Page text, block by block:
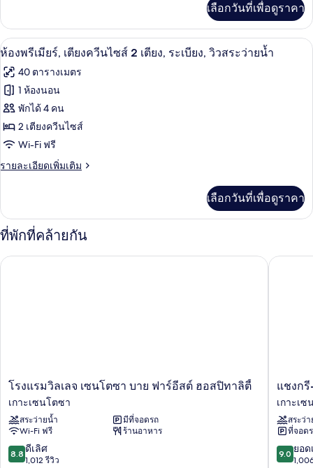
ไซส์
เตียง
และ
โซฟา
เบด
เกี่ยว
กับ
ห้อง
เตียง
คิง
เตียง
และ
โซฟา
เบด
เลือกวันที่เพื่อดูราคา
เปิด
ภาพถ่าย
ทั้งหมด
ของ
ห้อง
พรีเมียร์,
เตียง
ไซส์
2
เตียง,
ระเบียง,
วิวจากห้องพัก
7
ห้องพรีเมียร์, เตียงควีนไซส์ 2 เตียง, ระเบียง, วิวสระว่ายน้ำ
40 ตารางเมตร
1 ห้องนอน
พักได้ 4 คน
2 เตียงควีนไซส์
Wi-Fi ฟรี
รายละเอียดเพิ่มเติม
ราย
เกี่ยว
กับ
ห้อง
เตียง
น้ำ
เลือกวันที่เพื่อดูราคา
ที่พักที่คล้ายกัน
โรง
วิลเลจ
เซน
โตซา
บาย
ฟาร์
โรงแรมวิลเลจ เซนโตซา บาย ฟาร์อีสต์ ฮอสปิทาลิตี้
เกาะเซนโตซา
สระว่ายน้ำ
มีที่จอดรถ
Wi-Fi ฟรี
ร้านอาหาร
8.8
จาก
8.8 ดีเลิศ
1,012 รีวิว
โรงแรมวิลเลจ เซนโตซา บาย ฟาร์อีสต์ ฮอสปิทาลิตี้
แช
ลา
ราซา
เซน
โตซา
สิงคโปร์
แชงก
เกาะเ
สระว่
ที่จอด
9.0
จาก
9.0 ยอด
แชงกรี-